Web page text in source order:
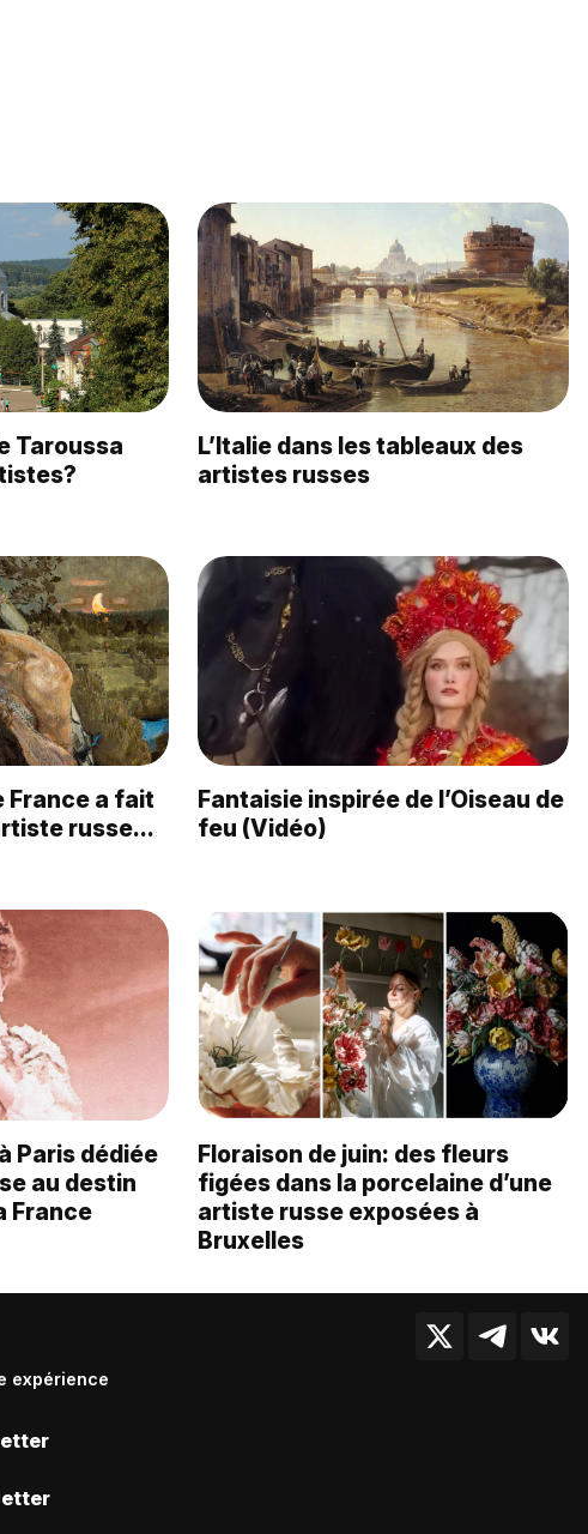
Taroussa
L’Italie dans les tableaux des
artistes russes
France a fait
russe…
Fantaisie inspirée de l’Oiseau de
feu (Vidéo)
Paris dédiée
au destin
France
Floraison de juin: des fleurs
figées dans la porcelaine d’une
artiste russe exposées à
Bruxelles
expérience